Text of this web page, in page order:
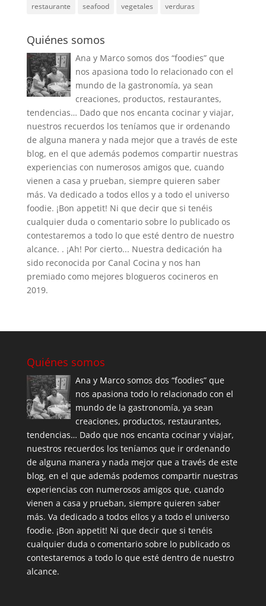
restaurante
seafood vegetales verduras
Quiénes somos
Ana y Marco somos dos “foodies” que
nos apasiona todo lo relacionado con el
mundo de la gastronomía, ya sean
creaciones, productos, restaurantes,
tendencias… Dado que nos encanta cocinar y viajar,
nuestros recuerdos los teníamos que ir ordenando
de alguna manera y nada mejor que a través de este
blog, en el que además podemos compartir nuestras
experiencias con numerosos amigos que, cuando
vienen a casa y prueban, siempre quieren saber
más. Va dedicado a todos ellos y a todo el universo
foodie. ¡Bon appetit! Ni que decir que si tenéis
cualquier duda o comentario sobre lo publicado os
contestaremos a todo lo que esté dentro de nuestro
alcance. . ¡Ah! Por cierto... Nuestra dedicación ha
sido reconocida por Canal Cocina y nos han
premiado como mejores blogueros cocineros en
2019.
Quiénes somos
Ana y Marco somos dos “foodies” que
nos apasiona todo lo relacionado con el
mundo de la gastronomía, ya sean
creaciones, productos, restaurantes,
tendencias… Dado que nos encanta cocinar y viajar,
nuestros recuerdos los teníamos que ir ordenando
de alguna manera y nada mejor que a través de este
blog, en el que además podemos compartir nuestras
experiencias con numerosos amigos que, cuando
vienen a casa y prueban, siempre quieren saber
más. Va dedicado a todos ellos y a todo el universo
foodie. ¡Bon appetit! Ni que decir que si tenéis
cualquier duda o comentario sobre lo publicado os
contestaremos a todo lo que esté dentro de nuestro
alcance.